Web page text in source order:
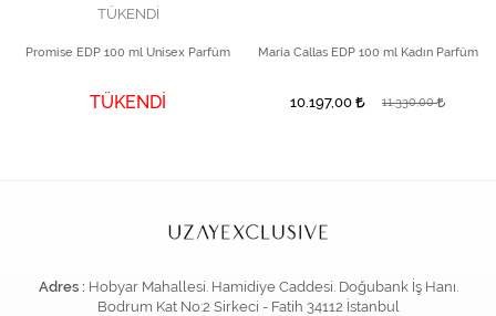
TÜKENDİ
Promise EDP 100 ml Unisex Parfüm
TÜKENDİ
Maria Callas EDP 100 ml Kadın Parfüm
10.197,00 11.330,00
Adres : Hobyar Mahallesi. Hamidiye Caddesi. Doğubank İş Hanı.
Bodrum Kat No:2 Sirkeci - Fatih 34112 İstanbul